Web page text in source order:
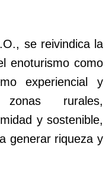
se reivindica la
enoturismo como
experiencial y
rurales,
y sostenible,
generar riqueza y